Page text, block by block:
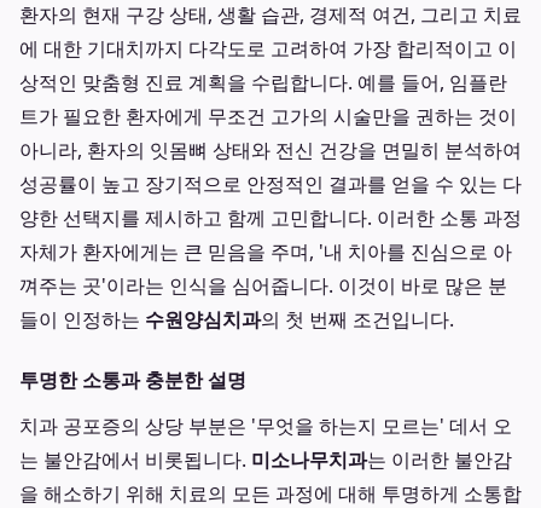
환자의 현재 구강 상태, 생활 습관, 경제적 여건, 그리고 치료
에 대한 기대치까지 다각도로 고려하여 가장 합리적이고 이
상적인 맞춤형 진료 계획을 수립합니다. 예를 들어, 임플란
트가 필요한 환자에게 무조건 고가의 시술만을 권하는 것이
아니라, 환자의 잇몸뼈 상태와 전신 건강을 면밀히 분석하여
성공률이 높고 장기적으로 안정적인 결과를 얻을 수 있는 다
양한 선택지를 제시하고 함께 고민합니다. 이러한 소통 과정
자체가 환자에게는 큰 믿음을 주며, '내 치아를 진심으로 아
껴주는 곳'이라는 인식을 심어줍니다. 이것이 바로 많은 분
들이 인정하는 수원양심치과의 첫 번째 조건입니다.
투명한 소통과 충분한 설명
치과 공포증의 상당 부분은 '무엇을 하는지 모르는' 데서 오
는 불안감에서 비롯됩니다. 미소나무치과는 이러한 불안감
을 해소하기 위해 치료의 모든 과정에 대해 투명하게 소통합